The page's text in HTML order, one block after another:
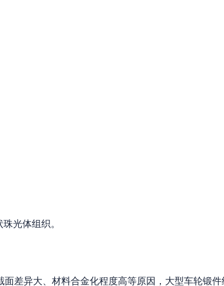
光体组织。
面差异大、材料合金化程度高等原因，大型车轮锻